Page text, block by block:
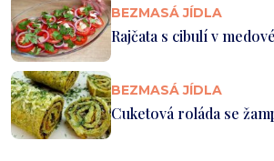
BEZMASÁ JÍDLA
Rajčata s cibulí v
BEZMASÁ JÍDLA
Cuketová roláda se